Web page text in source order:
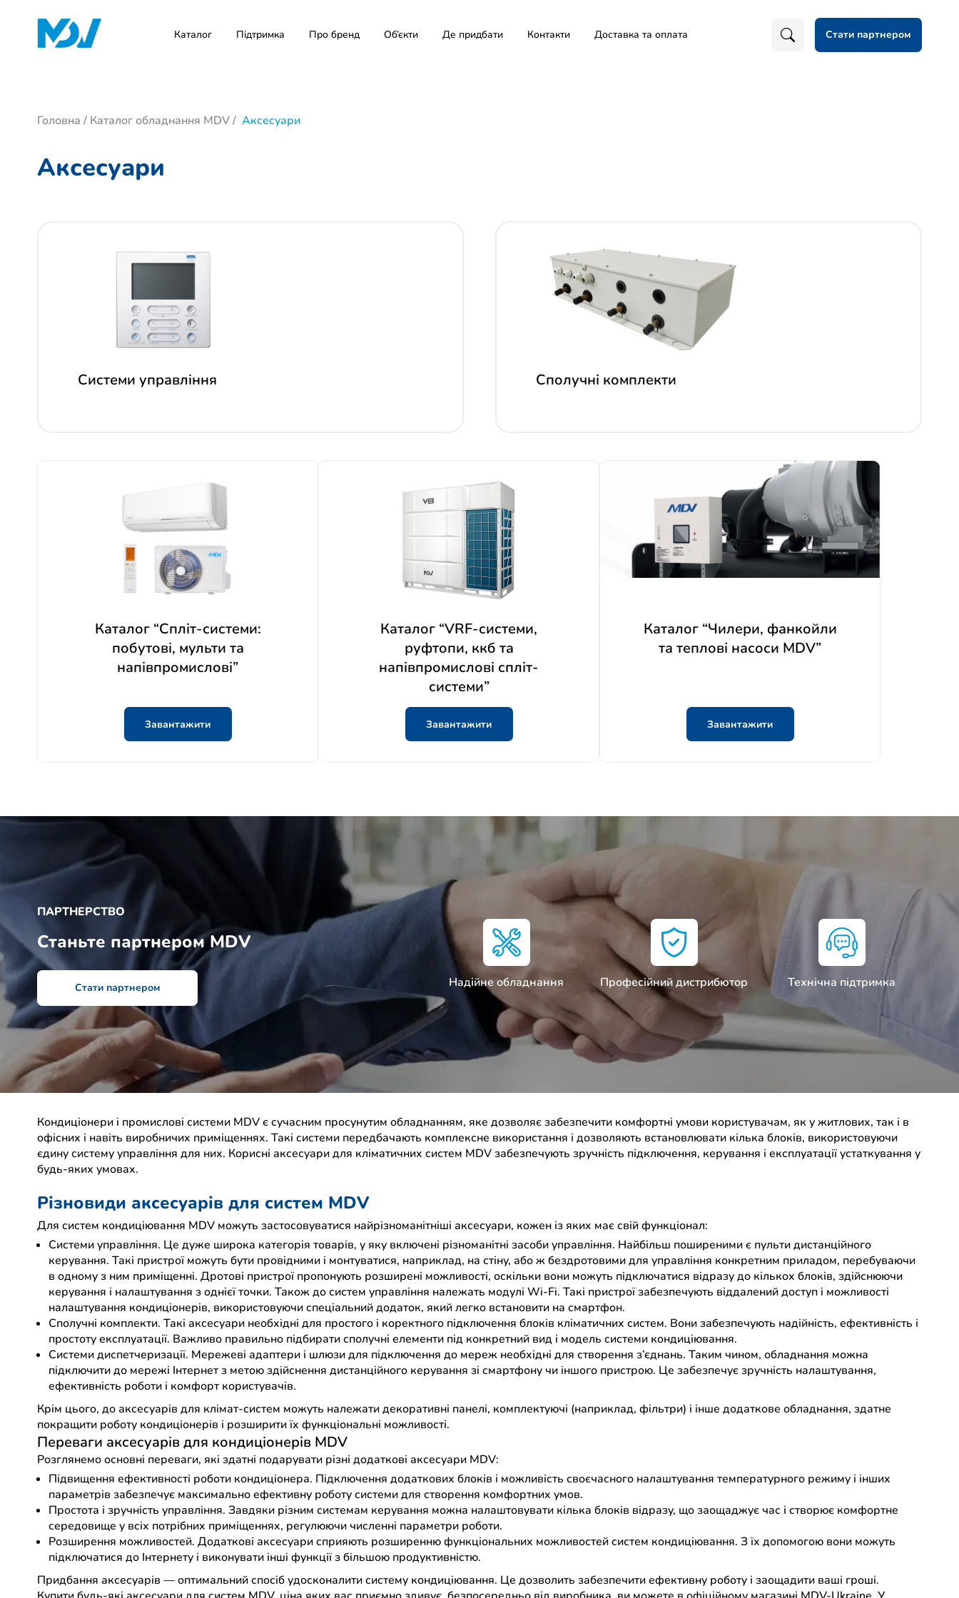
Каталог Підтримка Про бренд Об’єкти Де придбати Контакти Доставка та оплата Стати партнером
Головна / Каталог обладнання MDV/ Аксесуари
Аксесуари
Системи управління Сполучні комплекти
Каталог “Спліт-системи:
побутові, мульти та
напівпромислові”
Завантажити
Каталог “VRF-системи,
руфтопи, ккб та
напівпромислові спліт-
системи”
Завантажити
Каталог “Чилери, фанкойли
та теплові насоси MDV”
Завантажити
ПАРТНЕРСТВО
Станьте партнером MDV
Стати партнером Надійне обладнання Професійний дистрибютор Технічна підтримка
Кондиціонери і промислові системи MDV є сучасним просунутим обладнанням, яке дозволяє забезпечити комфортні умови користувачам, як у житлових, так і в
офісних і навіть виробничих приміщеннях. Такі системи передбачають комплексне використання і дозволяють встановлювати кілька блоків, використовуючи
єдину систему управління для них. Корисні аксесуари для кліматичних систем MDV забезпечують зручність підключення, керування і експлуатації устаткування у
будь-яких умовах.
Різновиди аксесуарів для систем MDV
Для систем кондиціювання MDV можуть застосовуватися найрізноманітніші аксесуари, кожен із яких має свій функціонал:
Системи управління. Це дуже широка категорія товарів, у яку включені різноманітні засоби управління. Найбільш поширеними є пульти дистанційного
керування. Такі пристрої можуть бути провідними і монтуватися, наприклад, на стіну, або ж бездротовими для управління конкретним приладом, перебуваючи
в одному з ним приміщенні. Дротові пристрої пропонують розширені можливості, оскільки вони можуть підключатися відразу до кількох блоків, здійснюючи
керування і налаштування з однієї точки. Також до систем управління належать модулі Wi-Fi. Такі пристрої забезпечують віддалений доступ і можливості
налаштування кондиціонерів, використовуючи спеціальний додаток, який легко встановити на смартфон.
Сполучні комплекти. Такі аксесуари необхідні для простого і коректного підключення блоків кліматичних систем. Вони забезпечують надійність, ефективність і
простоту експлуатації. Важливо правильно підбирати сполучні елементи під конкретний вид і модель системи кондиціювання.
Системи диспетчеризації. Мережеві адаптери і шлюзи для підключення до мереж необхідні для створення з’єднань. Таким чином, обладнання можна
підключити до мережі Інтернет з метою здійснення дистанційного керування зі смартфону чи іншого пристрою. Це забезпечує зручність налаштування,
ефективність роботи і комфорт користувачів.
Крім цього, до аксесуарів для клімат-систем можуть належати декоративні панелі, комплектуючі (наприклад, фільтри) і інше додаткове обладнання, здатне
покращити роботу кондиціонерів і розширити їх функціональні можливості.
Переваги аксесуарів для кондиціонерів MDV
Розглянемо основні переваги, які здатні подарувати різні додаткові аксесуари MDV:
Підвищення ефективності роботи кондиціонера. Підключення додаткових блоків і можливість своєчасного налаштування температурного режиму і інших
параметрів забезпечує максимально ефективну роботу системи для створення комфортних умов.
Простота і зручність управління. Завдяки різним системам керування можна налаштовувати кілька блоків відразу, що заощаджує час і створює комфортне
середовище у всіх потрібних приміщеннях, регулюючи численні параметри роботи.
Розширення можливостей. Додаткові аксесуари сприяють розширенню функціональних можливостей систем кондиціювання. З їх допомогою вони можуть
підключатися до Інтернету і виконувати інші функції з більшою продуктивністю.
Придбання аксесуарів — оптимальний спосіб удосконалити систему кондиціювання. Це дозволить забезпечити ефективну роботу і заощадити ваші гроші.